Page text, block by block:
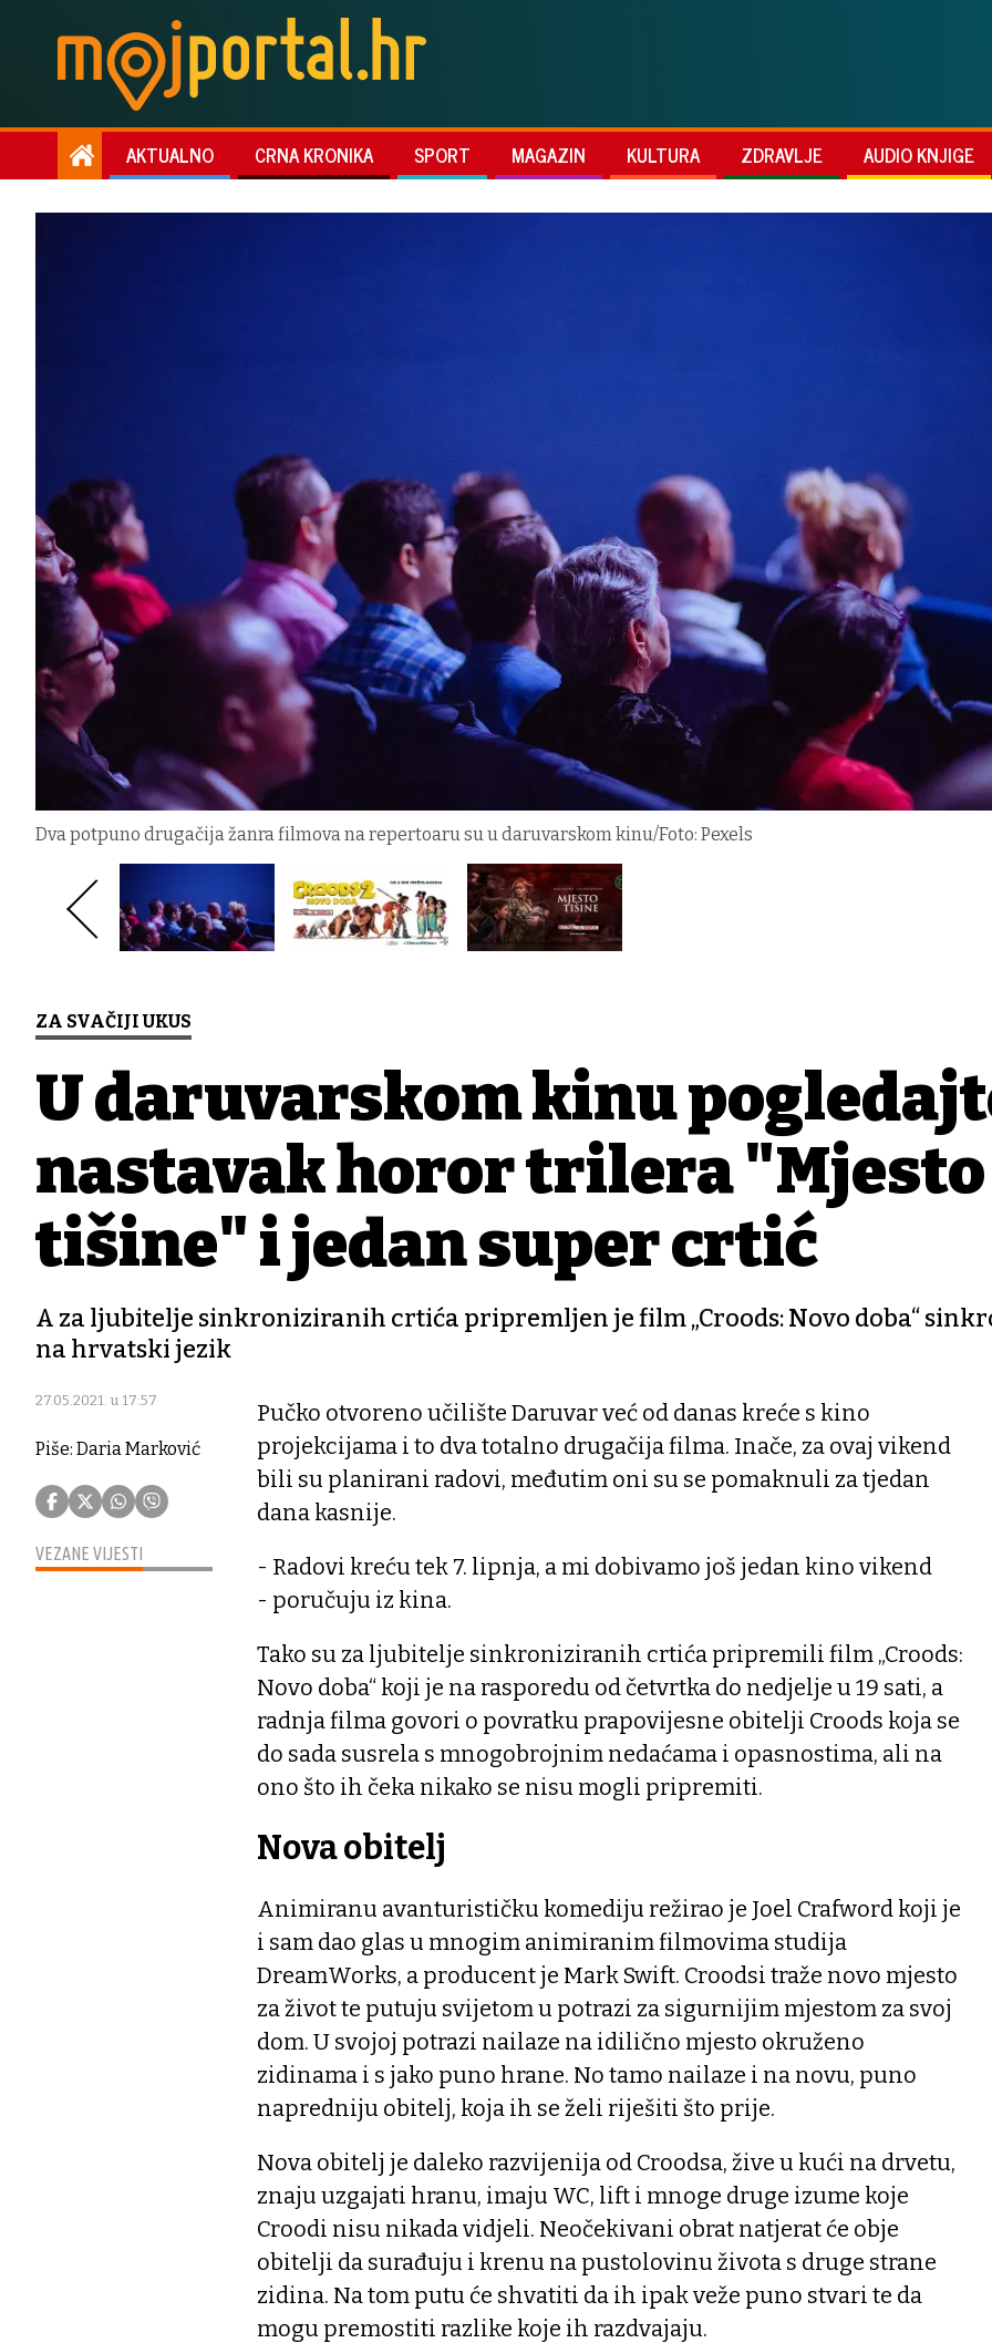
AKTUALNO CRNA KRONIKA SPORT MAGAZIN KULTURA ZDRAVLJE AUDIO KNJIGE
Dva potpuno drugačija žanra filmova na repertoaru su u daruvarskom kinu/Foto: Pexels
ZA SVAČIJI UKUS
U daruvarskom kinu
nastavak horor trilera "Mjesto
tišine" i jedan super crtić
A za ljubitelje sinkroniziranih crtića pripremljen je film „Croods: Novo doba“
na hrvatski jezik
27.05.2021. u 17:57
Piše: Daria Marković
VEZANE VIJESTI
Pučko otvoreno učilište Daruvar već od danas kreće s kino
projekcijama i to dva totalno drugačija filma. Inače, za ovaj vikend
bili su planirani radovi, međutim oni su se pomaknuli za tjedan
dana kasnije.
- Radovi kreću tek 7. lipnja, a mi dobivamo još jedan kino vikend
- poručuju iz kina.
Tako su za ljubitelje sinkroniziranih crtića pripremili film „Croods:
Novo doba“ koji je na rasporedu od četvrtka do nedjelje u 19 sati, a
radnja filma govori o povratku prapovijesne obitelji Croods koja se
do sada susrela s mnogobrojnim nedaćama i opasnostima, ali na
ono što ih čeka nikako se nisu mogli pripremiti.
Nova obitelj
Animiranu avanturističku komediju režirao je Joel Crafword koji je
i sam dao glas u mnogim animiranim filmovima studija
DreamWorks, a producent je Mark Swift. Croodsi traže novo mjesto
za život te putuju svijetom u potrazi za sigurnijim mjestom za svoj
dom. U svojoj potrazi nailaze na idilično mjesto okruženo
zidinama i s jako puno hrane. No tamo nailaze i na novu, puno
napredniju obitelj, koja ih se želi riješiti što prije.
Nova obitelj je daleko razvijenija od Croodsa, žive u kući na drvetu,
znaju uzgajati hranu, imaju WC, lift i mnoge druge izume koje
Croodi nisu nikada vidjeli. Neočekivani obrat natjerat će obje
obitelji da surađuju i krenu na pustolovinu života s druge strane
zidina. Na tom putu će shvatiti da ih ipak veže puno stvari te da
mogu premostiti razlike koje ih razdvajaju.